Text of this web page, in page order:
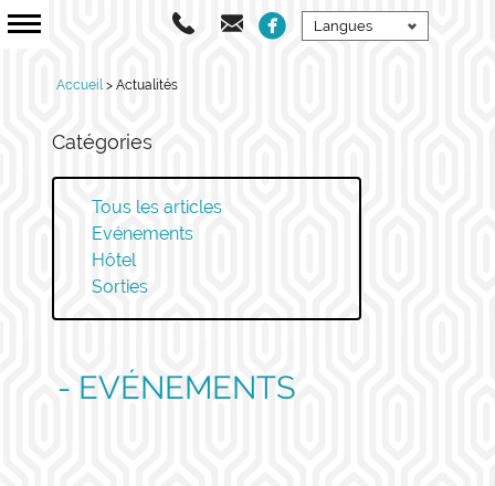
 Langues
Accueil Actualités
Catégories
Tous les articles
Evénements
Hôtel
Sorties
- EVÉNEMENTS